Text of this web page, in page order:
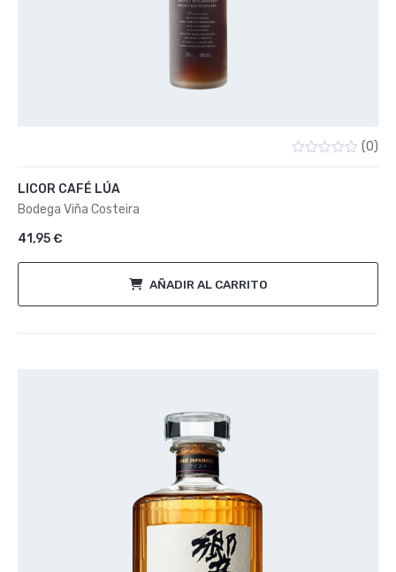
(0)
LICOR CAFÉ LÚA
Bodega Viña Costeira
41,95€
AÑADIR AL CARRITO